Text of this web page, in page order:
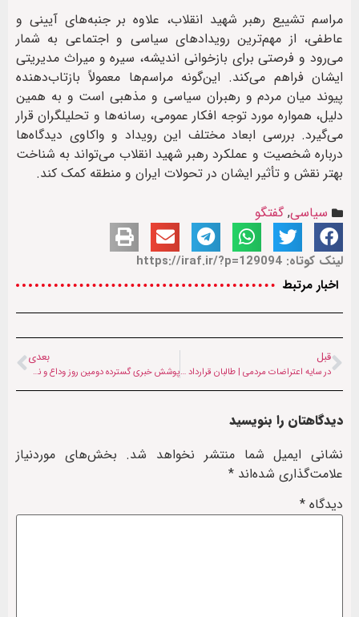
مراسم تشییع رهبر شهید انقلاب، علاوه بر جنبه‌های آیینی و
عاطفی، از مهم‌ترین رویدادهای سیاسی و اجتماعی به شمار
می‌رود و فرصتی برای بازخوانی اندیشه، سیره و میراث مدیریتی
ایشان فراهم می‌کند. این‌گونه مراسم‌ها معمولاً بازتاب‌دهنده
پیوند میان مردم و رهبران سیاسی و مذهبی است و به همین
دلیل، همواره مورد توجه افکار عمومی، رسانه‌ها و تحلیلگران قرار
می‌گیرد. بررسی ابعاد مختلف این رویداد و واکاوی دیدگاه‌ها
درباره شخصیت و عملکرد رهبر شهید انقلاب می‌تواند به شناخت
بهتر نقش و تأثیر ایشان در تحولات ایران و منطقه کمک کند.
سیاسی,گفتگو
لینک کوتاه: https://iraf.ir/?p=129094
اخبار مرتبط
قبل
در سایه اعتراضات مردمی | طالبان قرارداد ۸۹ میلیون دلاری استخراج طلای تخار را امضا کرد
بعدی
پوشش خبری گسترده دومین روز وداع و نماز بر پیکر رهبر شهید انقلاب در رسانه‌های غربی
دیدگاهتان را بنویسید
نشانی ایمیل شما منتشر نخواهد شد. بخش‌های موردنیاز
علامت‌گذاری شده‌اند *
دیدگاه *